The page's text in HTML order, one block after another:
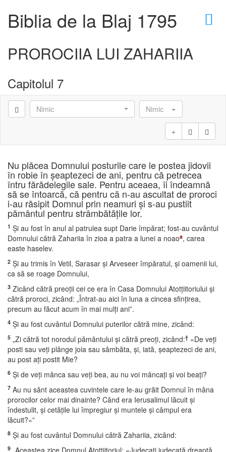
×
Biblia de la Blaj 1795
PROROCIIA LUI ZAHARIIA
Capitolul 7
Nimic Nimic
Nu plăcea Domnului posturile care le postea jidovii
în robie în şeaptezeci de ani, pentru că petrecea
întru fărădelegile sale. Pentru aceaea, îi îndeamnă
să se întoarcă, că pentru că n-au ascultat de proroci
i-au răsipit Domnul prin neamuri şi s-au pustiit
pământul pentru strâmbătăţile lor.
1 Şi au fost în anul al patrulea supt Darie împărat; fost-au cuvântul
Domnului cătră Zahariia în zioa a patra a lunei a noaoa, carea
easte haselev.
2 Şi au trimis în Vetil, Sarasar şi Arveseer împăratul, şi oamenii lui,
ca să se roage Domnului,
3 Zicând cătră preoţii cei ce era în Casa Domnului Atotţiitoriului şi
cătră proroci, zicând: „Întrat-au aici în luna a cincea sfinţirea,
precum au făcut acum în mai mulţi ani”.
4 Şi au fost cuvântul Domnului puterilor cătră mine, zicând:
5 „Zi cătră tot norodul pământului şi cătră preoţi, zicând:† «De veţi
posti sau veţi plânge joia sau sâmbăta, şi, iată, şeaptezeci de ani,
au post aţi postit Mie?
6 Şi de veţi mânca sau veţi bea, au nu voi mâncaţi şi voi beaţi?
7 Au nu sânt aceastea cuvintele care le-au grăit Domnul în mâna
prorocilor celor mai dinainte? Când era Ierusalimul lăcuit şi
îndestulit, şi cetăţile lui împregiur şi muntele şi câmpul era
lăcuit?»”
8 Şi au fost cuvântul Domnului cătră Zahariia, zicând:
9 „Aceastea zice Domnul Atotţiitoriul: «Judecaţi judecată dreaptă